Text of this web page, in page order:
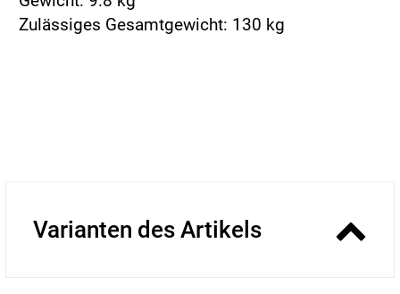
Zulässiges Gesamtgewicht: 130 kg
Varianten des Artikels